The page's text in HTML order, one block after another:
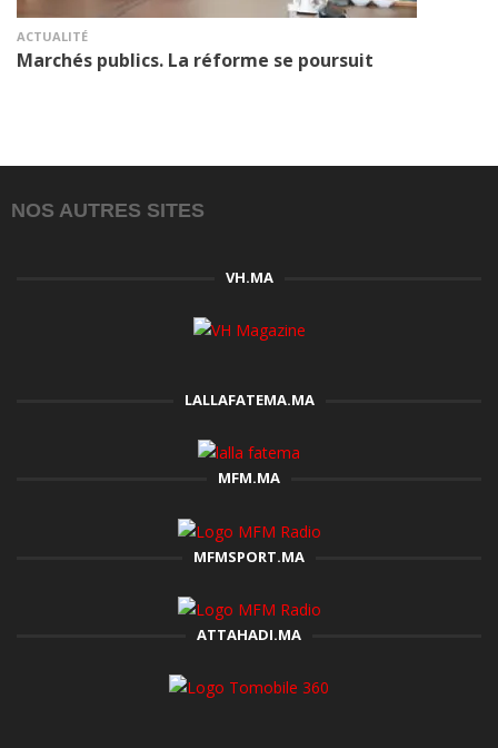
ACTUALITÉ
Marchés publics. La réforme se poursuit
NOS AUTRES SITES
VH.MA
LALLAFATEMA.MA
MFM.MA
MFMSPORT.MA
ATTAHADI.MA